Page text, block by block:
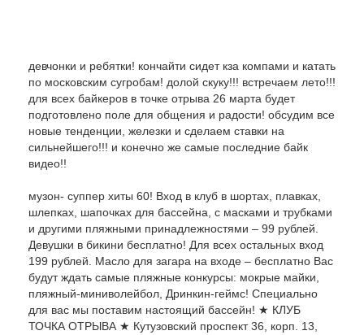
девчонки и ребятки! кончайти сидет кза компами и катать
по московским сугробам! долой скуку!!! встречаем лето!!!
для всех байкеров в точке отрыва 26 марта будет
подготовлено поле для общения и радости! обсудим все
новые тенденции, железки и сделаем ставки на
сильнейшего!!! и конечно же самые последние байк
видео!!
музон- суппер хиты 60! Вход в клуб в шортах, плавках,
шлепках, шапочках для бассейна, с масками и трубками
и другими пляжными принадлежностями – 99 рублей.
Девушки в бикини бесплатно! Для всех остальных вход
199 рублей. Масло для загара на входе – бесплатно Вас
будут ждать самые пляжные конкурсы: мокрые майки,
пляжный-миниволейбол, Дринкин-геймс! Специально
для вас мы поставим настоящий бассейн! ★ КЛУБ
ТОЧКА ОТРЫВА ★ Кутузовский проспект 36, корп. 13,